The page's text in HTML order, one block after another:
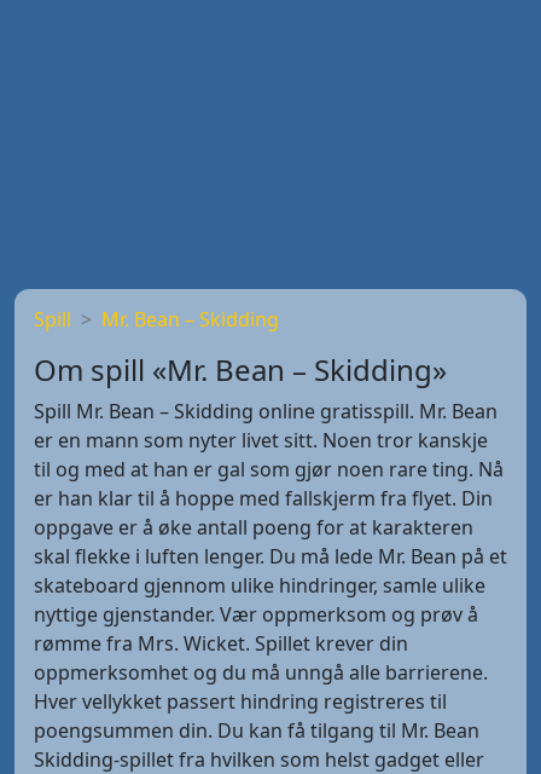
Spill Mr. Bean – Skidding
Om spill «Mr. Bean – Skidding»
Spill Mr. Bean – Skidding online gratisspill. Mr. Bean
er en mann som nyter livet sitt. Noen tror kanskje
til og med at han er gal som gjør noen rare ting. Nå
er han klar til å hoppe med fallskjerm fra flyet. Din
oppgave er å øke antall poeng for at karakteren
skal flekke i luften lenger. Du må lede Mr. Bean på et
skateboard gjennom ulike hindringer, samle ulike
nyttige gjenstander. Vær oppmerksom og prøv å
rømme fra Mrs. Wicket. Spillet krever din
oppmerksomhet og du må unngå alle barrierene.
Hver vellykket passert hindring registreres til
poengsummen din. Du kan få tilgang til Mr. Bean
Skidding-spillet fra hvilken som helst gadget eller